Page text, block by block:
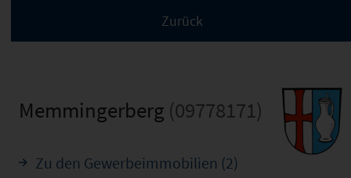
Memmingerberg (09778171)
Zu den Gewerbeimmobilien (2)